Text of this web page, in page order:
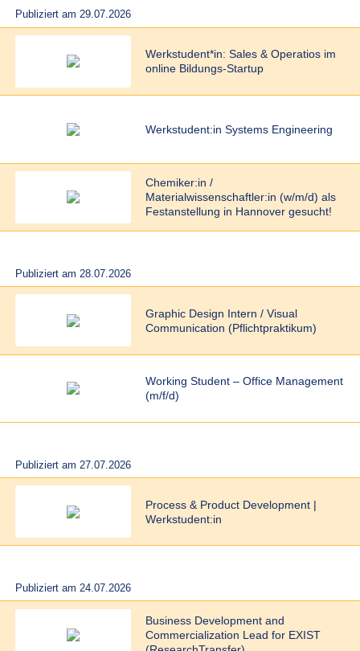
Publiziert am 29.07.2026
Werkstudent*in: Sales & Operatios im
online Bildungs-Startup
Werkstudent:in Systems Engineering
Chemiker:in /
Materialwissenschaftler:in (w/m/d) als
Festanstellung in Hannover gesucht!
Publiziert am 28.07.2026
Graphic Design Intern / Visual
Communication (Pflichtpraktikum)
Working Student – Office Management
(m/f/d)
Publiziert am 27.07.2026
Process & Product Development |
Werkstudent:in
Publiziert am 24.07.2026
Business Development and
Commercialization Lead for EXIST